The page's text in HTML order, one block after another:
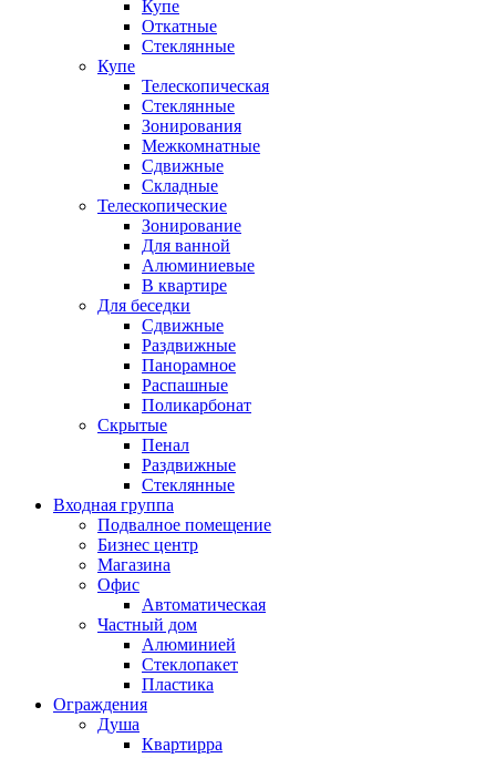
Купе
Откатные
Стеклянные
Купе
Телескопическая
Стеклянные
Зонирования
Межкомнатные
Сдвижные
Складные
Телескопические
Зонирование
Для ванной
Алюминиевые
В квартире
Для беседки
Сдвижные
Раздвижные
Панорамное
Распашные
Поликарбонат
Скрытые
Пенал
Раздвижные
Стеклянные
Входная группа
Подвалное помещение
Бизнес центр
Магазина
Офис
Автоматическая
Частный дом
Алюминией
Стеклопакет
Пластика
Ограждения
Душа
Квартирра